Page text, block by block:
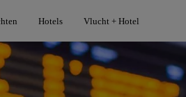
Hotels Vlucht + Hotel